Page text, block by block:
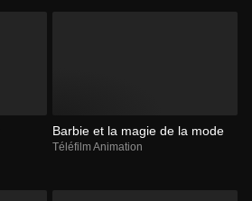
Barbie et la magie de la mode
Téléfilm Animation